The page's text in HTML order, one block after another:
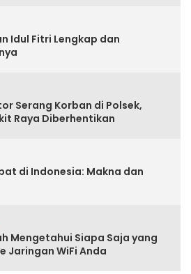
Idul Fitri Lengkap dan
Serang Korban di Polsek,
Raya Diberhentikan
di Indonesia: Makna dan
Mengetahui Siapa Saja yang
Jaringan WiFi Anda